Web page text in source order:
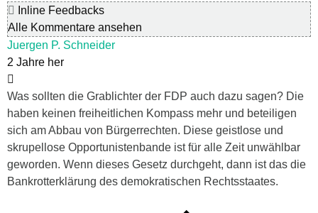
Inline Feedbacks
Alle Kommentare ansehen
Juergen P. Schneider
2 Jahre her
Was sollten die Grablichter der FDP auch dazu sagen? Die
haben keinen freiheitlichen Kompass mehr und beteiligen
sich am Abbau von Bürgerrechten. Diese geistlose und
skrupellose Opportunistenbande ist für alle Zeit unwählbar
geworden. Wenn dieses Gesetz durchgeht, dann ist das die
Bankrotterklärung des demokratischen Rechtsstaates.